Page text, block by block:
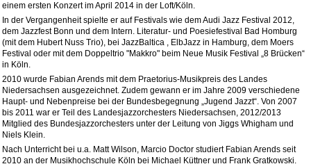
einem ersten Konzert im April 2014 in der Loft/Köln.
In der Vergangenheit spielte er auf Festivals wie dem Audi Jazz Festival 2012,
dem Jazzfest Bonn und dem Intern. Literatur- und Poesiefestival Bad Homburg
(mit dem Hubert Nuss Trio), bei JazzBaltica , ElbJazz in Hamburg, dem Moers
Festival oder mit dem Doppeltrio "Makkro" beim Neue Musik Festival „8 Brücken“
in Köln.
2010 wurde Fabian Arends mit dem Praetorius-Musikpreis des Landes
Niedersachsen ausgezeichnet. Zudem gewann er im Jahre 2009 verschiedene
Haupt- und Nebenpreise bei der Bundesbegegnung „Jugend Jazzt“. Von 2007
bis 2011 war er Teil des Landesjazzorchesters Niedersachsen, 2012/2013
Mitglied des Bundesjazzorchesters unter der Leitung von Jiggs Whigham und
Niels Klein.
Nach Unterricht bei u.a. Matt Wilson, Marcio Doctor studiert Fabian Arends seit
2010 an der Musikhochschule Köln bei Michael Küttner und Frank Gratkowski.